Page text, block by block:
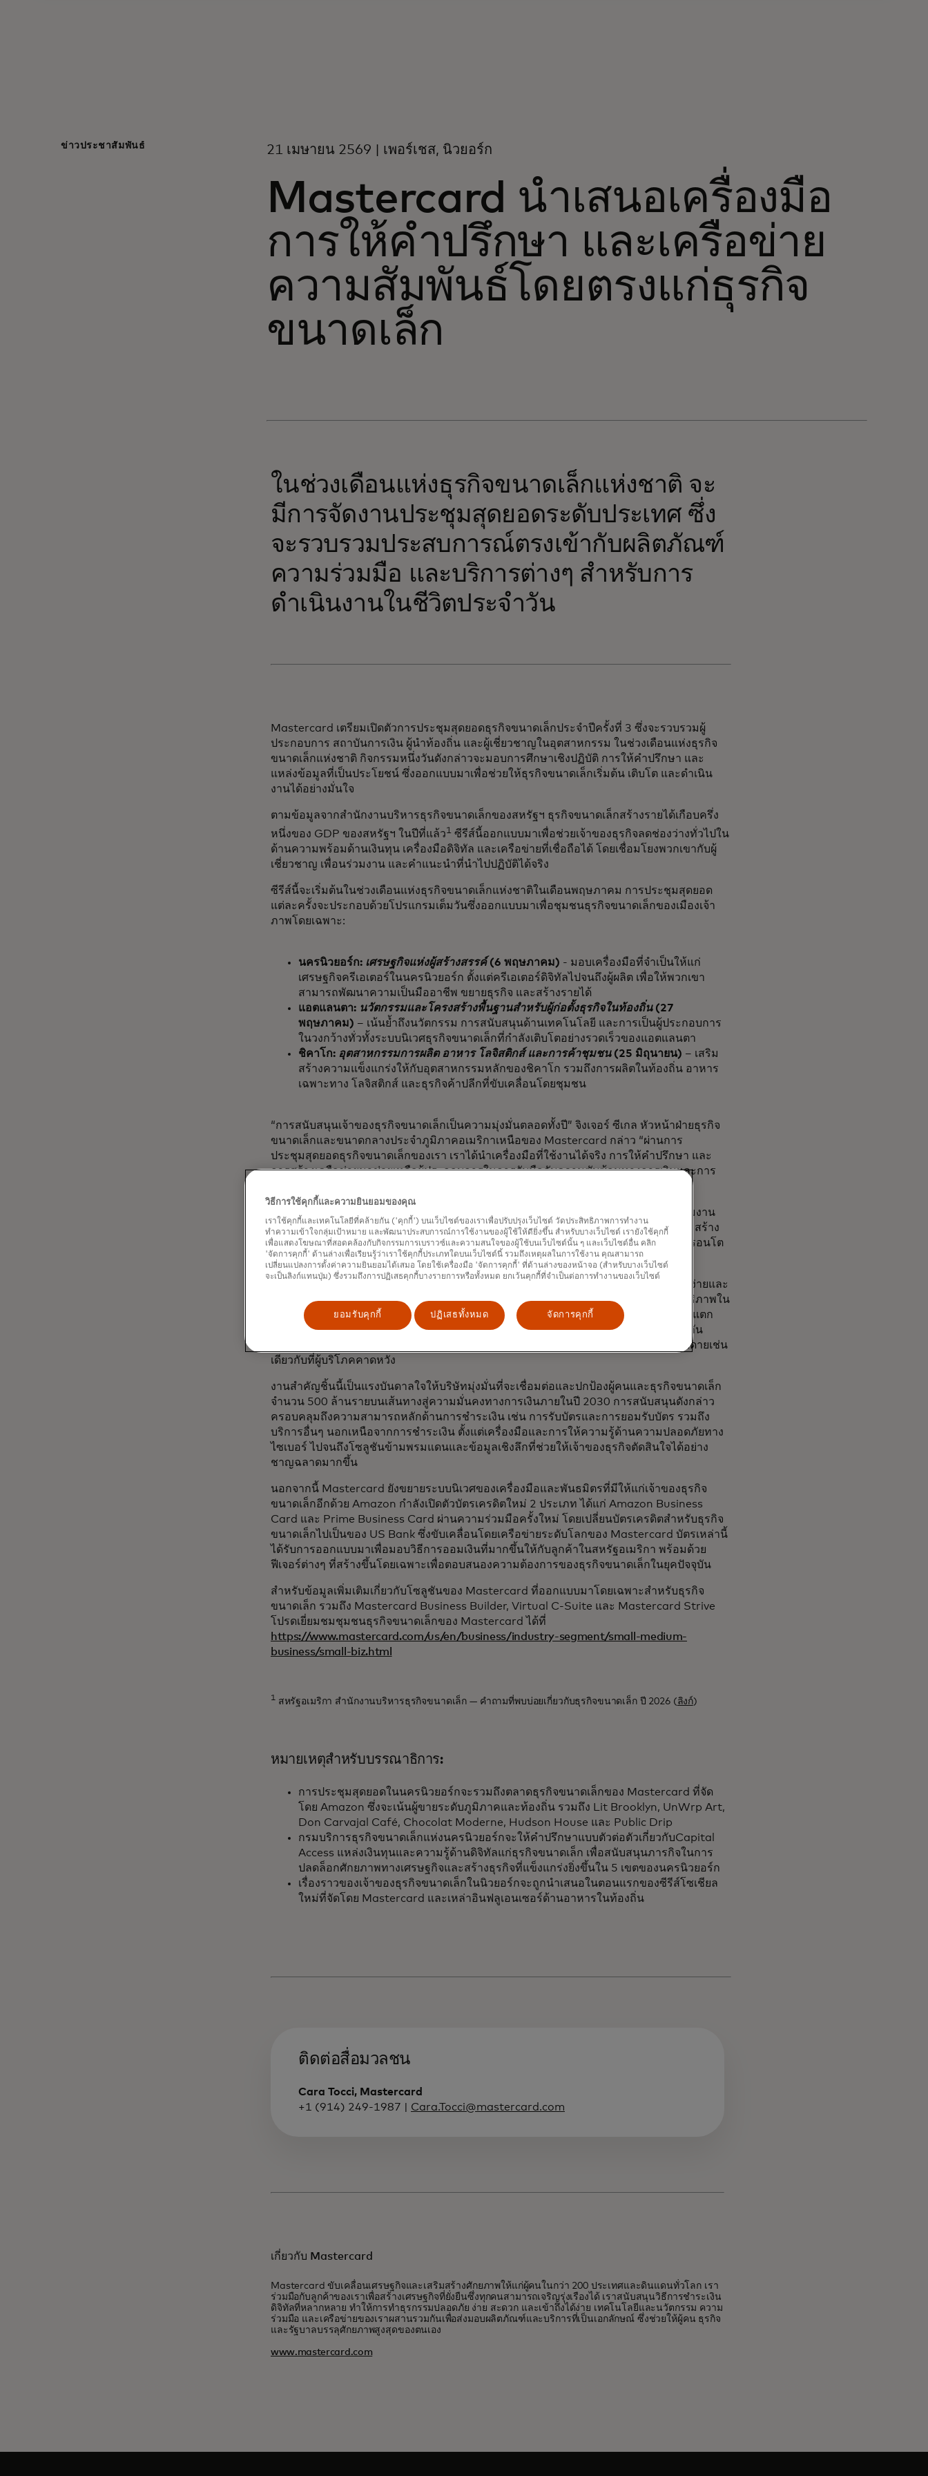
ข่าวประชาสัมพันธ์ 21 เมษายน 2569 | เพอร์เชส, นิวยอร์ก
Mastercard นำเสนอเครื่องมือ
การให้คำปรึกษา และเครือข่าย
ความสัมพันธ์โดยตรงแก่ธุรกิจ
ขนาดเล็ก
ในช่วงเดือนแห่งธุรกิจขนาดเล็กแห่งชาติ จะ
มีการจัดงานประชุมสุดยอดระดับประเทศ ซึ่ง
จะรวบรวมประสบการณ์ตรงเข้ากับผลิตภัณฑ์
ความร่วมมือ และบริการต่างๆ สำหรับการ
ดำเนินงานในชีวิตประจำวัน
Mastercard เตรียมเปิดตัวการประชุมสุดยอดธุรกิจขนาดเล็กประจำปีครั้งที่ 3 ซึ่งจะรวบรวมผู้
ประกอบการ สถาบันการเงิน ผู้นำท้องถิ่น และผู้เชี่ยวชาญในอุตสาหกรรม ในช่วงเดือนแห่งธุรกิจ
ขนาดเล็กแห่งชาติ กิจกรรมหนึ่งวันดังกล่าวจะมอบการศึกษาเชิงปฏิบัติ การให้คำปรึกษา และ
แหล่งข้อมูลที่เป็นประโยชน์ ซึ่งออกแบบมาเพื่อช่วยให้ธุรกิจขนาดเล็กเริ่มต้น เติบโต และดำเนิน
งานได้อย่างมั่นใจ
ตามข้อมูลจากสำนักงานบริหารธุรกิจขนาดเล็กของสหรัฐฯ ธุรกิจขนาดเล็กสร้างรายได้เกือบครึ่ง
หนึ่งของ GDP ของสหรัฐฯ ในปีที่แล้ว1 ซีรีส์นี้ออกแบบมาเพื่อช่วยเจ้าของธุรกิจลดช่องว่างทั่วไปใน
ด้านความพร้อมด้านเงินทุน เครื่องมือดิจิทัล และเครือข่ายที่เชื่อถือได้ โดยเชื่อมโยงพวกเขากับผู้
เชี่ยวชาญ เพื่อนร่วมงาน และคำแนะนำที่นำไปปฏิบัติได้จริง
ซีรีส์นี้จะเริ่มต้นในช่วงเดือนแห่งธุรกิจขนาดเล็กแห่งชาติในเดือนพฤษภาคม การประชุมสุดยอด
แต่ละครั้งจะประกอบด้วยโปรแกรมเต็มวันซึ่งออกแบบมาเพื่อชุมชนธุรกิจขนาดเล็กของเมืองเจ้า
ภาพโดยเฉพาะ:
นครนิวยอร์ก: เศรษฐกิจแห่งผู้สร้างสรรค์ (6 พฤษภาคม) - มอบเครื่องมือที่จำเป็นให้แก่
เศรษฐกิจครีเอเตอร์ในนครนิวยอร์ก ตั้งแต่ครีเอเตอร์ดิจิทัลไปจนถึงผู้ผลิต เพื่อให้พวกเขา
สามารถพัฒนาความเป็นมืออาชีพ ขยายธุรกิจ และสร้างรายได้
แอตแลนตา: นวัตกรรมและโครงสร้างพื้นฐานสำหรับผู้ก่อตั้งธุรกิจในท้องถิ่น (27
พฤษภาคม) – เน้นย้ำถึงนวัตกรรม การสนับสนุนด้านเทคโนโลยี และการเป็นผู้ประกอบการ
ในวงกว้างทั่วทั้งระบบนิเวศธุรกิจขนาดเล็กที่กำลังเติบโตอย่างรวดเร็วของแอตแลนตา
ชิคาโก: อุตสาหกรรมการผลิต อาหาร โลจิสติกส์ และการค้าชุมชน(25 มิถุนายน) – เสริม
สร้างความแข็งแกร่งให้กับอุตสาหกรรมหลักของชิคาโก รวมถึงการผลิตในท้องถิ่น อาหาร
เฉพาะทาง โลจิสติกส์ และธุรกิจค้าปลีกที่ขับเคลื่อนโดยชุมชน
“การสนับสนุนเจ้าของธุรกิจขนาดเล็กเป็นความมุ่งมั่นตลอดทั้งปี” จิงเจอร์ ซีเกล หัวหน้าฝ่ายธุรกิจ
ขนาดเล็กและขนาดกลางประจำภูมิภาคอเมริกาเหนือของ Mastercard กล่าว “ผ่านการ
ประชุมสุดยอดธุรกิจขนาดเล็กของเรา เราได้นำเครื่องมือที่ใช้งานได้จริง การให้คำปรึกษา และ
การสร้างเครือข่ายมาช่วยเหลือผู้ประกอบการในการรับมือกับความซับซ้อนทางการเงินและการ
ผู้เข้าร่วมจะได้ฟังการบรรยายจากวิทยากรผู้เชี่ยวชาญ แลกเปลี่ยนความคิดเห็นกับเพื่อนร่วมงาน
และร่วมกิจกรรมสาธิตการใช้งานเครื่องมือต่างๆ ที่จะช่วยปรับปรุงการดำเนินงานและเสริมสร้าง
ความรู้ความเข้าใจด้านการเงินให้แข็งแกร่งยิ่งขึ้น ซีรีส์นี้จะขยายไปยังซานฟรานซิสโก โตรอนโต
และอาจรวมถึงเมืองอื่นๆ ในช่วงปลายปีนี้
ธุรกิจทุกประเภทต่างเผชิญกับความคาดหวังที่สูงขึ้นสำหรับประสบการณ์การใช้งานที่เรียบง่ายและ
เน้นดิจิทัลเป็นหลัก รวมถึงแรงกดดันด้านการแข่งขันใหม่ๆ ในเรื่อง Access เงินทุน ประสิทธิภาพใน
การดำเนินงาน และการบริหารจัดการกระแสเงินสด ธุรกิจขนาดเล็กและผู้ประกอบการก็ไม่แตก
ต่างกัน Mastercard ร่วมมือกับรัฐบาล ธนาคาร บริษัทฟินเทค และองค์กรชุมชน เพื่อร่วมกัน
สร้างสรรค์โซลูชันที่จะช่วยให้ธุรกิจดำเนินงาน เติบโต และประสบความสำเร็จได้อย่างง่ายดายเช่น
เดียวกับที่ผู้บริโภคคาดหวัง
งานสำคัญชิ้นนี้เป็นแรงบันดาลใจให้บริษัทมุ่งมั่นที่จะเชื่อมต่อและปกป้องผู้คนและธุรกิจขนาดเล็ก
จำนวน 500 ล้านรายบนเส้นทางสู่ความมั่นคงทางการเงินภายในปี 2030 การสนับสนุนดังกล่าว
ครอบคลุมถึงความสามารถหลักด้านการชำระเงิน เช่น การรับบัตรและการยอมรับบัตร รวมถึง
บริการอื่นๆ นอกเหนือจากการชำระเงิน ตั้งแต่เครื่องมือและการให้ความรู้ด้านความปลอดภัยทาง
ไซเบอร์ ไปจนถึงโซลูชันข้ามพรมแดนและข้อมูลเชิงลึกที่ช่วยให้เจ้าของธุรกิจตัดสินใจได้อย่าง
ชาญฉลาดมากขึ้น
นอกจากนี้ Mastercard ยังขยายระบบนิเวศของเครื่องมือและพันธมิตรที่มีให้แก่เจ้าของธุรกิจ
ขนาดเล็กอีกด้วย Amazon กำลังเปิดตัวบัตรเครดิตใหม่ 2 ประเภท ได้แก่ Amazon Business
Card และ Prime Business Card ผ่านความร่วมมือครั้งใหม่ โดยเปลี่ยนบัตรเครดิตสำหรับธุรกิจ
ขนาดเล็กไปเป็นของ US Bank ซึ่งขับเคลื่อนโดยเครือข่ายระดับโลกของ Mastercard บัตรเหล่านี้
ได้รับการออกแบบมาเพื่อมอบวิธีการออมเงินที่มากขึ้นให้กับลูกค้าในสหรัฐอเมริกา พร้อมด้วย
ฟีเจอร์ต่างๆ ที่สร้างขึ้นโดยเฉพาะเพื่อตอบสนองความต้องการของธุรกิจขนาดเล็กในยุคปัจจุบัน
สำหรับข้อมูลเพิ่มเติมเกี่ยวกับโซลูชันของ Mastercard ที่ออกแบบมาโดยเฉพาะสำหรับธุรกิจ
ขนาดเล็ก รวมถึง Mastercard Business Builder, Virtual C-Suite และ Mastercard Strive
โปรดเยี่ยมชมชุมชนธุรกิจขนาดเล็กของ Mastercard ได้ที่
https://www.mastercard.com/us/en/business/industry-segment/small-medium-
business/small-biz.html
1สหรัฐอเมริกา สำนักงานบริหารธุรกิจขนาดเล็ก — คำถามที่พบบ่อยเกี่ยวกับธุรกิจขนาดเล็ก ปี 2026 (ลิงก์)
หมายเหตุสำหรับบรรณาธิการ:
การประชุมสุดยอดในนครนิวยอร์กจะรวมถึงตลาดธุรกิจขนาดเล็กของ Mastercard ที่จัด
โดย Amazon ซึ่งจะเน้นผู้ขายระดับภูมิภาคและท้องถิ่น รวมถึง Lit Brooklyn, UnWrp Art,
Don Carvajal Café, Chocolat Moderne, Hudson House และ Public Drip
กรมบริการธุรกิจขนาดเล็กแห่งนครนิวยอร์กจะให้คำปรึกษาแบบตัวต่อตัวเกี่ยวกับCapital
Access แหล่งเงินทุนและความรู้ด้านดิจิทัลแก่ธุรกิจขนาดเล็ก เพื่อสนับสนุนภารกิจในการ
ปลดล็อกศักยภาพทางเศรษฐกิจและสร้างธุรกิจที่แข็งแกร่งยิ่งขึ้นใน 5 เขตของนครนิวยอร์ก
เรื่องราวของเจ้าของธุรกิจขนาดเล็กในนิวยอร์กจะถูกนำเสนอในตอนแรกของซีรีส์โซเชียล
ใหม่ที่จัดโดย Mastercard และเหล่าอินฟลูเอนเซอร์ด้านอาหารในท้องถิ่น
ติดต่อสื่อมวลชน
Cara Tocci, Mastercard
+1 (914) 249-1987 | Cara.Tocci@mastercard.com
เกี่ยวกับ Mastercard
Mastercard ขับเคลื่อนเศรษฐกิจและเสริมสร้างศักยภาพให้แก่ผู้คนในกว่า 200 ประเทศและดินแดนทั่วโลก เรา
ร่วมมือกับลูกค้าของเราเพื่อสร้างเศรษฐกิจที่ยั่งยืนซึ่งทุกคนสามารถเจริญรุ่งเรืองได้ เราสนับสนุนวิธีการชำระเงิน
ดิจิทัลที่หลากหลาย ทำให้การทำธุรกรรมปลอดภัย ง่าย สะดวก และเข้าถึงได้ง่าย เทคโนโลยีและนวัตกรรม ความ
ร่วมมือ และเครือข่ายของเราผสานรวมกันเพื่อส่งมอบผลิตภัณฑ์และบริการที่เป็นเอกลักษณ์ ซึ่งช่วยให้ผู้คน ธุรกิจ
และรัฐบาลบรรลุศักยภาพสูงสุดของตนเอง
www.mastercard.com
วิธีการใช้คุกกี้และความยินยอมของคุณ
เราใช้คุกกี้และเทคโนโลยีที่คล้ายกัน ('คุกกี้') บนเว็บไซต์ของเราเพื่อปรับปรุงเว็บไซต์ วัดประสิทธิภาพการทำงาน
ทำความเข้าใจกลุ่มเป้าหมาย และพัฒนาประสบการณ์การใช้งานของผู้ใช้ให้ดียิ่งขึ้น สำหรับบางเว็บไซต์ เรายังใช้คุกกี้
เพื่อแสดงโฆษณาที่สอดคล้องกับกิจกรรมการเบราวซ์และความสนใจของผู้ใช้บนเว็บไซต์นั้น ๆ และเว็บไซต์อื่น คลิก
'จัดการคุกกี้' ด้านล่างเพื่อเรียนรู้ว่าเราใช้คุกกี้ประเภทใดบนเว็บไซต์นี้ รวมถึงเหตุผลในการใช้งาน คุณสามารถ
เปลี่ยนแปลงการตั้งค่าความยินยอมได้เสมอ โดยใช้เครื่องมือ 'จัดการคุกกี้' ที่ด้านล่างของหน้าจอ (สำหรับบางเว็บไซต์
จะเป็นลิงก์แทนปุ่ม) ซึ่งรวมถึงการปฏิเสธคุกกี้บางรายการหรือทั้งหมด ยกเว้นคุกกี้ที่จำเป็นต่อการทำงานของเว็บไซต์
ยอมรับคุกกี้ ปฏิเสธทั้งหมด จัดการคุกกี้